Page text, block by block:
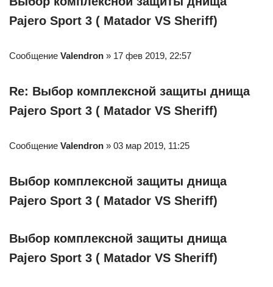
Pajero Sport 3 ( Matador VS Sheriff)
Сообщение Valendron » 17 фев 2019, 22:57
Re: Выбор комплексной защиты днища
Pajero Sport 3 ( Matador VS Sheriff)
Сообщение Valendron » 03 мар 2019, 11:25
Выбор комплексной защиты днища
Pajero Sport 3 ( Matador VS Sheriff)
Выбор комплексной защиты днища
Pajero Sport 3 ( Matador VS Sheriff)